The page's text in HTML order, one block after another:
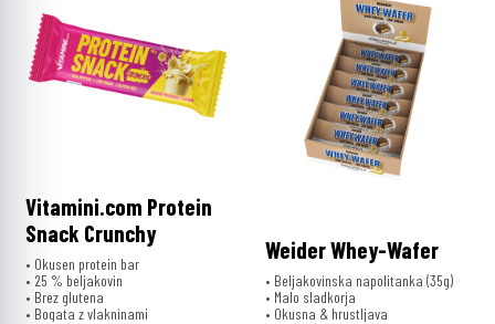
Vitamini.com Protein
Snack Crunchy
• Okusen protein bar
• 25 % beljakovin
• Brez glutena
• Bogata z vlakninami
Weider Whey-Wafer
• Beljakovinska napolitanka (35g)
• Malo sladkorja
• Okusna & hrustljava